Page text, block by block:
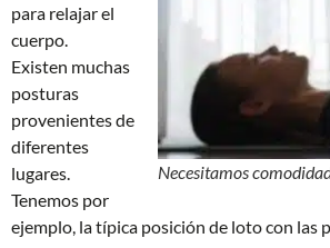
Necesitamos
para relajar el
cuerpo.
Existen muchas
posturas
provenientes de
diferentes
lugares.
Tenemos por
ejemplo, la típica posición de loto con las